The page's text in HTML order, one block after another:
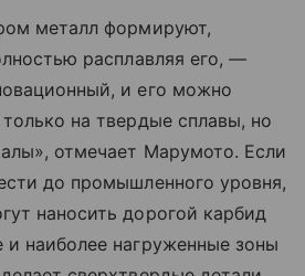
металл формируют,
расплавляя его, —
и его можно
на твердые сплавы, но
отмечает Марумото. Если
до промышленного уровня,
наносить дорогой карбид
наиболее нагруженные зоны